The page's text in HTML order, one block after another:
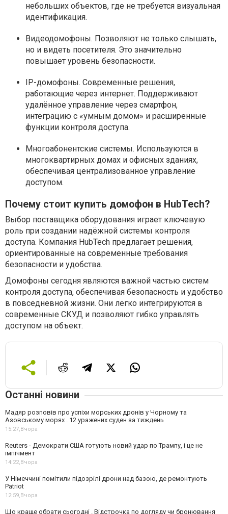
небольших объектов, где не требуется визуальная
идентификация.
Видеодомофоны. Позволяют не только слышать,
но и видеть посетителя. Это значительно
повышает уровень безопасности.
IP-домофоны. Современные решения,
работающие через интернет. Поддерживают
удалённое управление через смартфон,
интеграцию с «умным домом» и расширенные
функции контроля доступа.
Многоабонентские системы. Используются в
многоквартирных домах и офисных зданиях,
обеспечивая централизованное управление
доступом.
Почему стоит купить домофон в HubTech?
Выбор поставщика оборудования играет ключевую
роль при создании надёжной системы контроля
доступа. Компания HubTech предлагает решения,
ориентированные на современные требования
безопасности и удобства.
Домофоны сегодня являются важной частью систем
контроля доступа, обеспечивая безопасность и удобство
в повседневной жизни. Они легко интегрируются в
современные СКУД и позволяют гибко управлять
доступом на объект.
Останні новини
Мадяр розповів про успіхи морських дронів у Чорному та
Азовському морях . 12 уражених суден за тиждень
15:27,Вчора
Reuters - Демократи США готують новий удар по Трампу, і це не
імпічмент
14:22,Вчора
У Німеччині помітили підозрілі дрони над базою, де ремонтують
Patriot
12:59,Вчора
Що краще обрати сьогодні . Відстрочка по догляду чи бронювання